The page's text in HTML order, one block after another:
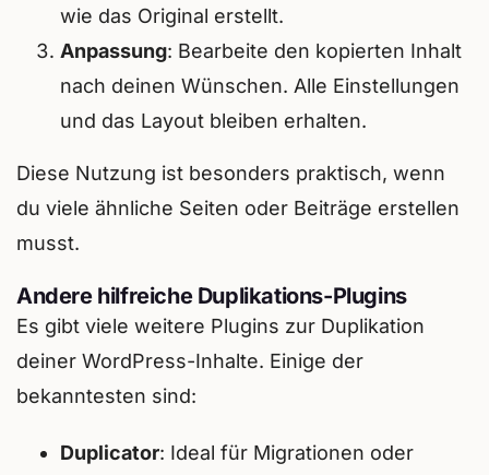
wie das Original erstellt.
Anpassung: Bearbeite den kopierten Inhalt
nach deinen Wünschen. Alle Einstellungen
und das Layout bleiben erhalten.
Diese Nutzung ist besonders praktisch, wenn
du viele ähnliche Seiten oder Beiträge erstellen
musst.
Andere hilfreiche Duplikations-Plugins
Es gibt viele weitere Plugins zur Duplikation
deiner WordPress-Inhalte. Einige der
bekanntesten sind:
Duplicator: Ideal für Migrationen oder